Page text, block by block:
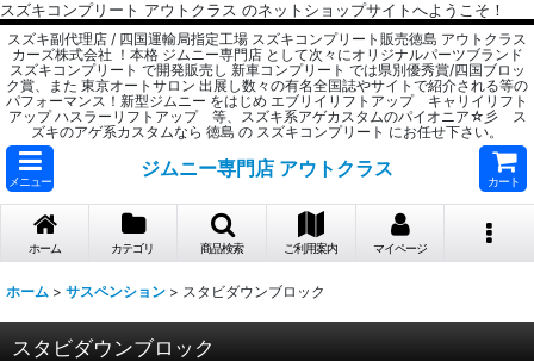
スズキコンプリート アウトクラス のネットショップサイトへようこそ！
スズキ副代理店 / 四国運輸局指定工場 スズキコンプリート販売徳島 アウトクラス
カーズ株式会社 ！本格 ジムニー専門店 として次々にオリジナルパーツブランド
スズキコンプリート で開発販売し 新車コンプリート では県別優秀賞/四国ブロッ
ク賞、また 東京オートサロン 出展し数々の有名全国誌やサイトで紹介される等の
パフォーマンス！新型ジムニー をはじめ エブリイリフトアップ キャリイリフト
アップ ハスラーリフトアップ 等、スズキ系アゲカスタムのパイオニア☆彡 ス
ズキのアゲ系カスタムなら 徳島 の スズキコンプリート にお任せ下さい。
メニュー
ジムニー専門店 アウトクラス
カート
ホーム カテゴリ 商品検索 ご利用案内 マイページ
ホーム > サスペンション > スタビダウンブロック
スタビダウンブロック